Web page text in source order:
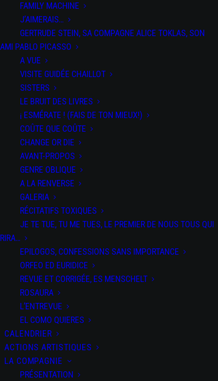
FAMILY MACHINE
J’AIMERAIS…
GERTRUDE STEIN, SA COMPAGNE ALICE TOKLAS, SON
AMI PABLO PICASSO
A VUE
VISITE GUIDÉE CHAILLOT
SISTERS
LE BRUIT DES LIVRES
¡ ESMÉRATE ! (FAIS DE TON MIEUX!)
COÛTE QUE COÛTE
CHANGE OR DIE
AVANT-PROPOS
GENRE OBLIQUE
A LA RENVERSE
GALERIA
RÉCITATIFS TOXIQUES
JE TE TUE, TU ME TUES, LE PREMIER DE NOUS TOUS QUI
RIRA…
EPILOGOS, CONFESSIONS SANS IMPORTANCE
ORFEO ED EURIDICE
REVUE ET CORRIGÉE, ES MENSCHELT
ROSAURA
L’ENTREVUE
EL COMO QUIERES
CALENDRIER
ACTIONS ARTISTIQUES
LA COMPAGNIE
PRÉSENTATION
DATE
24 Nov
2018
All Day
SPECTACLES
CV animé
CV animé
PARTAGEZ CET